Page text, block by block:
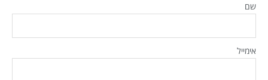
שם
אימייל